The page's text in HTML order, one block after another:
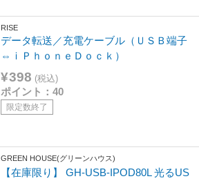
RISE
データ転送／充電ケーブル（ＵＳＢ端子
⇔ｉＰｈｏｎｅＤｏｃｋ）
¥398 (税込)
ポイント：40
限定数終了
GREEN HOUSE(グリーンハウス)
【在庫限り】 GH-USB-IPOD80L 光るUS